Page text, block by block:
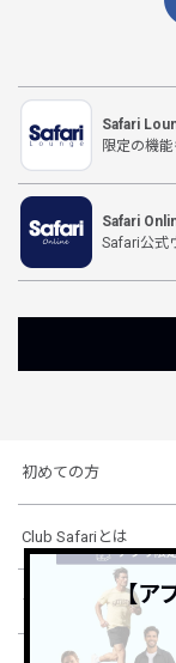
Safari
限定の機
Safari
Safari公式
初めての方
Club Safariとは
ショッピングガイド
【ア